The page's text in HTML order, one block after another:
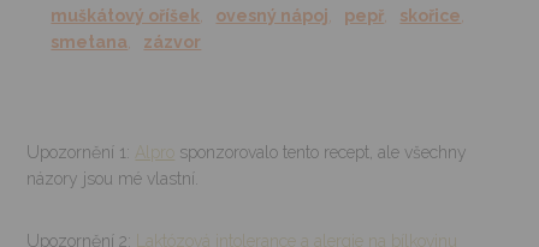
muškátový oříšek
ovesný nápoj pepř skořice
smetana
zázvor
Upozornění 1: Alpro sponzorovalo tento recept, ale všechny
názory jsou mé vlastní.
Upozornění 2:
Laktózová intolerance a alergie na bílkovinu